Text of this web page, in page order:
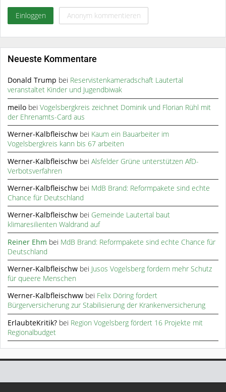
Einloggen Anonym kommentieren
Neueste Kommentare
Donald Trump bei Reservistenkameradschaft Lautertal
veranstaltet Kinder und Jugendbiwak
meilo beiVogelsbergkreis zeichnet Dominik und Florian Rühl mit
der Ehrenamts-Card aus
Werner-Kalbfleischw bei Kaum ein Bauarbeiter im
Vogelsbergkreis kann bis 67 arbeiten
Werner-Kalbfleischw beiAlsfelder Grüne unterstützen AfD-
Verbotsverfahren
Werner-Kalbfleischw bei MdB Brand: Reformpakete sind echte
Chance für Deutschland
Werner-Kalbfleischw bei Gemeinde Lautertal baut
klimaresilienten Waldrand auf
Reiner Ehm bei MdB Brand: Reformpakete sind echte Chance für
Deutschland
Werner-Kalbfleischw bei Jusos Vogelsberg fordern mehr Schutz
für queere Menschen
Werner-Kalbfleischww bei Felix Döring fordert
Bürgerversicherung zur Stabilisierung der Krankenversicherung
ErlaubteKritik? bei Region Vogelsberg fördert 16 Projekte mit
Regionalbudget